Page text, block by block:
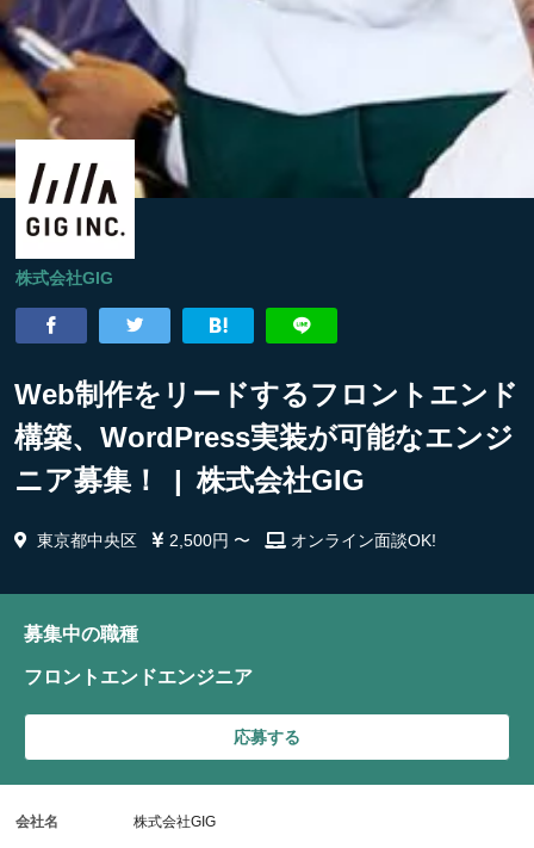
株式会社GIG
Web制作をリードするフロントエンド
構築、WordPress実装が可能なエンジ
ニア募集！ | 株式会社GIG
東京都中央区 2,500円 〜 オンライン面談OK!
募集中の職種
フロントエンドエンジニア
応募する
会社名 株式会社GIG